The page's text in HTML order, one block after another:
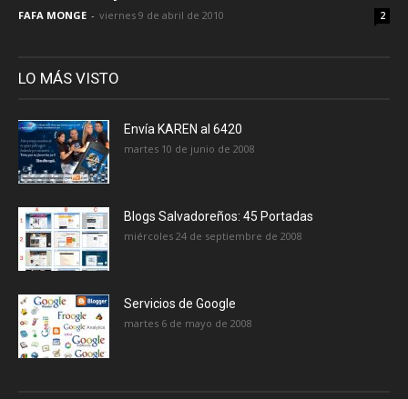
FAFA MONGE - viernes 9 de abril de 2010 2
LO MÁS VISTO
Envía KAREN al 6420
martes 10 de junio de 2008
Blogs Salvadoreños: 45 Portadas
miércoles 24 de septiembre de 2008
Servicios de Google
martes 6 de mayo de 2008